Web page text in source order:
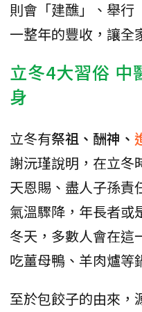
則會「建醮」、舉行
一整年的豐收，讓全
立冬4大習俗 中
身
立冬有祭祖、酬神、
謝沅瑾說明，在立冬
天恩賜、盡人子孫責
氣溫驟降，年長者或
冬天，多數人會在這
吃薑母鴨、羊肉爐等
至於包餃子的由來，